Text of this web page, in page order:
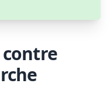
contre